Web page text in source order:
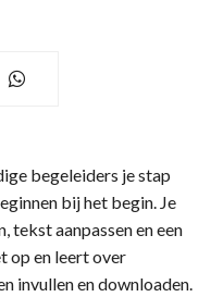
begeleiders je stap
bij het begin. Je
tekst aanpassen en een
op en leert over
invullen en downloaden.